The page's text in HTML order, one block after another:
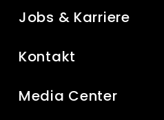
Jobs & Karriere
Kontakt
Media Center